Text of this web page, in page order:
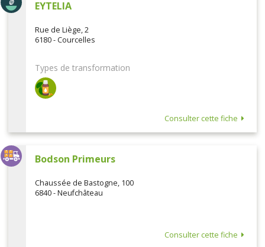
EYTELIA
Rue de Liège, 2
6180 - Courcelles
Types de transformation
Consulter cette fiche
Bodson Primeurs
Chaussée de Bastogne, 100
6840 - Neufchâteau
Consulter cette fiche